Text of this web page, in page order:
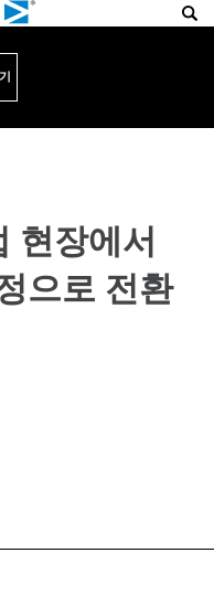
현장에서
으로 전환